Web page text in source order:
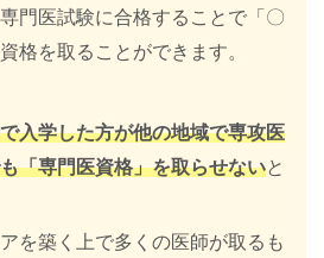
門医試験に合格することで「〇
格を取ることができます。
入学した方が他の地域で専攻医
「専門医資格」を取らせないと
を築く上で多くの医師が取るも